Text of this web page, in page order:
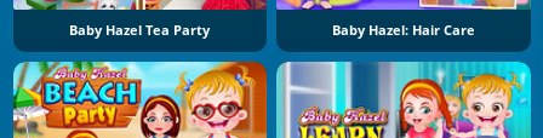
Baby Hazel Tea Party Baby Hazel: Hair Care